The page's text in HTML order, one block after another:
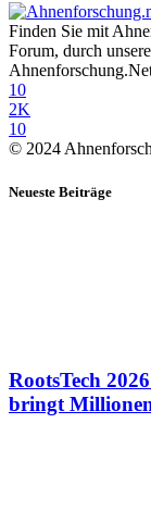
Finden Sie mit
Forum, durch
10
2K
10
© 2024
Neueste Beiträge
RootsTech
bringt